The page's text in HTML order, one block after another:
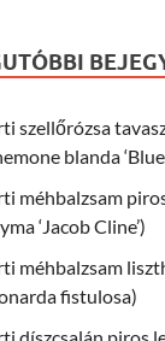
szellőrózsa
blanda ‘Blue
méhbalzsam
‘Jacob Cline’)
méhbalzsam
fistulosa)